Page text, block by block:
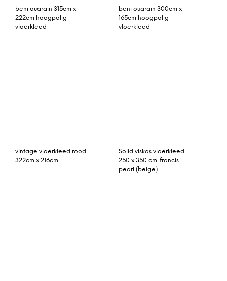
patchwork vloerkleed,
rood 300cm x 210cm
Artistiq Vloerkleed 170 x
240cm, kleur roze
Mira geweven vloerkleed
120 x 170 cm,
beni ouarain 293cm x
195cm hoogpolig
vloerkleed